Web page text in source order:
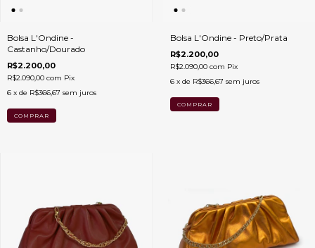
Bolsa L'Ondine -
Castanho/Dourado
R$2.200,00
R$2.090,00 com Pix
6 x de R$366,67 sem juros
Bolsa L'Ondine - Preto/Prata
R$2.200,00
R$2.090,00 com Pix
6 x de R$366,67 sem juros